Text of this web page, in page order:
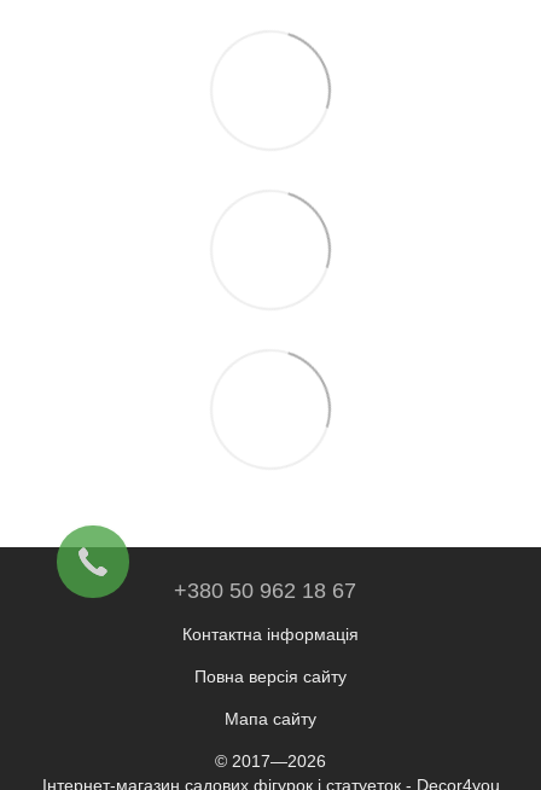
+380 50 962 18 67
Контактна інформація
Повна версія сайту
Мапа сайту
© 2017—2026
Інтернет-магазин садових фігурок і статуеток - Decor4you